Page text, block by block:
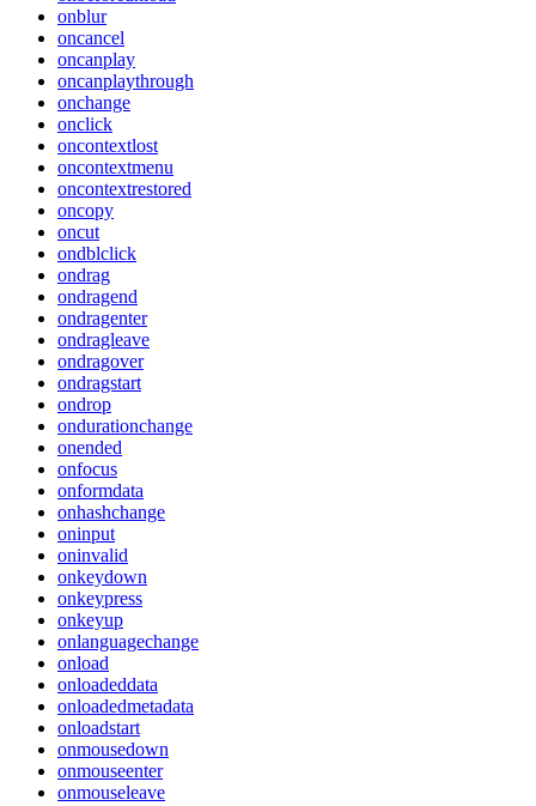
onblur
oncancel
oncanplay
oncanplaythrough
onchange
onclick
oncontextlost
oncontextmenu
oncontextrestored
oncopy
oncut
ondblclick
ondrag
ondragend
ondragenter
ondragleave
ondragover
ondragstart
ondrop
ondurationchange
onended
onfocus
onformdata
onhashchange
oninput
oninvalid
onkeydown
onkeypress
onkeyup
onlanguagechange
onload
onloadeddata
onloadedmetadata
onloadstart
onmousedown
onmouseenter
onmouseleave